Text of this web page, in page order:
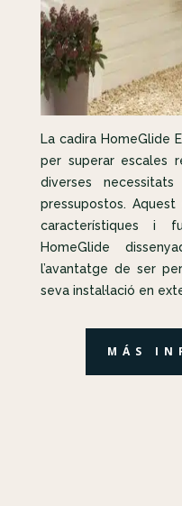
La cadira HomeGlide
per superar escales
diverses
pressupostos.
característiques i
HomeGlide
l’avantatge de ser
seva instal·lació en
MÁS